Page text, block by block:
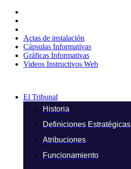
contenido
Actas de instalación
Cápsulas Informativas
Gráficas Informativas
Videos Instructivos Web
El Tribunal
Historia
Definiciones Estratégicas
Atribuciones
Funcionamiento